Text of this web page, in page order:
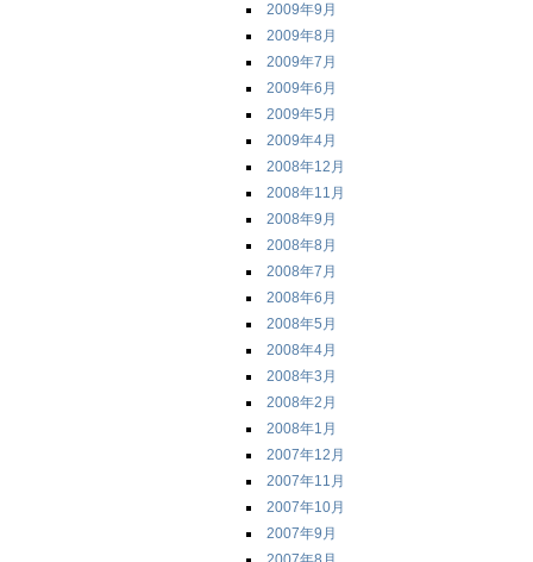
2009年9月
2009年8月
2009年7月
2009年6月
2009年5月
2009年4月
2008年12月
2008年11月
2008年9月
2008年8月
2008年7月
2008年6月
2008年5月
2008年4月
2008年3月
2008年2月
2008年1月
2007年12月
2007年11月
2007年10月
2007年9月